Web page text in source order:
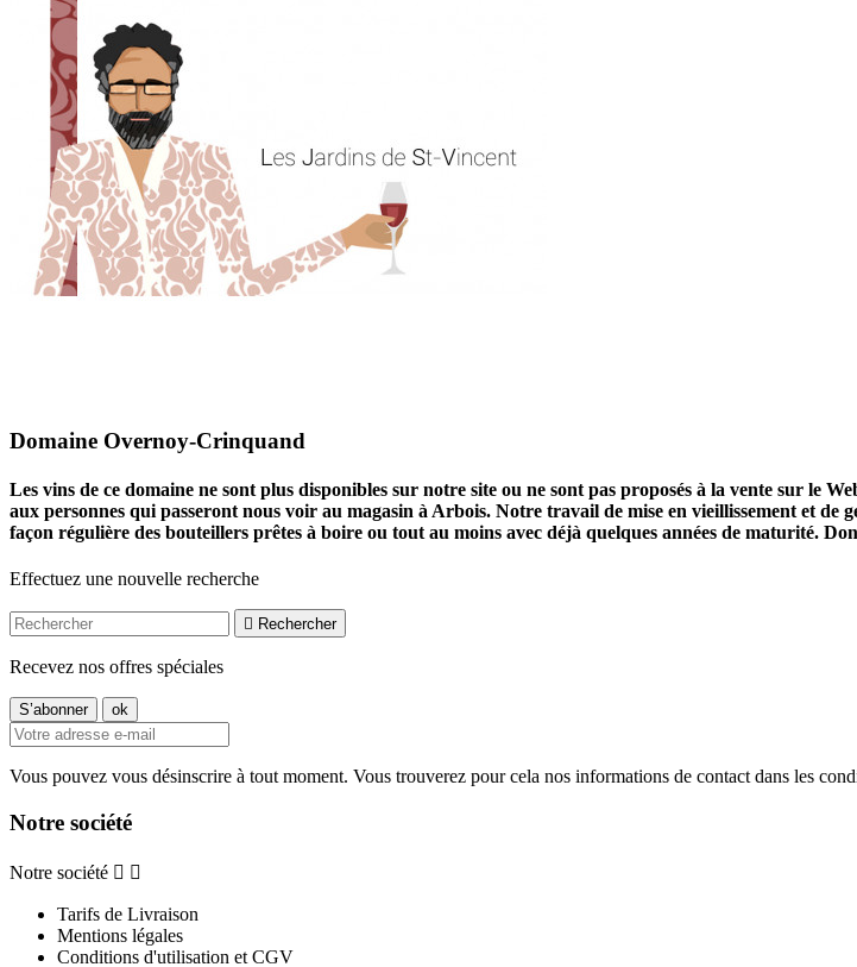
Domaine Overnoy-Crinquand
Les vins de ce domaine ne sont plus disponibles sur notre site ou ne sont pas proposés à la vente sur le
aux personnes qui passeront nous voir au magasin à Arbois. Notre travail de mise en vieillissement et
façon régulière des bouteillers prêtes à boire ou tout au moins avec déjà quelques années de maturité.
Effectuez une nouvelle recherche
 Rechercher
Recevez nos offres spéciales
Vous pouvez vous désinscrire à tout moment. Vous trouverez pour cela nos informations de contact dans les
Notre société
Notre société  
Tarifs de Livraison
Mentions légales
Conditions d'utilisation et CGV